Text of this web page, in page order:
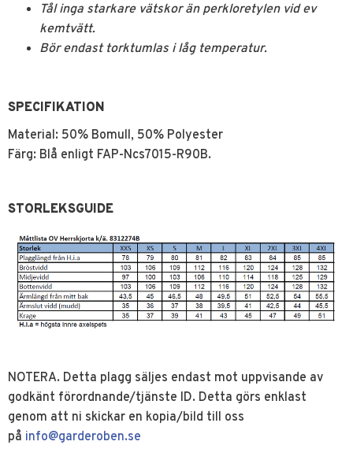
Tål inga starkare vätskor än perkloretylen vid ev
kemtvätt.
Bör endast torktumlas i låg temperatur.
SPECIFIKATION
Material: 50% Bomull, 50% Polyester
Färg: Blå enligt FAP-Ncs7015-R90B.
STORLEKSGUIDE
NOTERA. Detta plagg säljes endast mot uppvisande av
godkänt förordnande/tjänste ID. Detta görs enklast
genom att ni skickar en kopia/bild till oss
på info@garderoben.se